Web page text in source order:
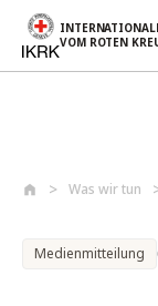
VOM ROTEN
Was wir tun
Medienmitteilung